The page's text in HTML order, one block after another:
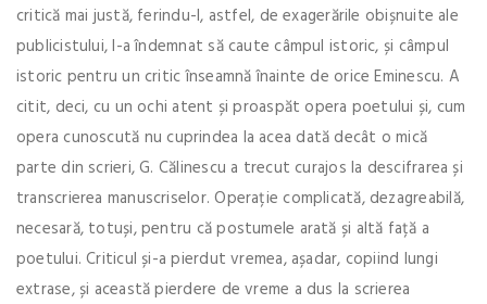
critică mai justă, ferindu-l, astfel, de exagerările obișnuite ale
publicistului, l-a îndemnat să caute câmpul istoric, și câmpul
istoric pentru un critic înseamnă înainte de orice Eminescu. A
citit, deci, cu un ochi atent și proaspăt opera poetului și, cum
opera cunoscută nu cuprindea la acea dată decât o mică
parte din scrieri, G. Călinescu a trecut curajos la descifrarea și
transcrierea manuscriselor. Operație complicată, dezagreabilă,
necesară, totuși, pentru că postumele arată și altă față a
poetului. Criticul și-a pierdut vremea, așadar, copiind lungi
extrase, și această pierdere de vreme a dus la scrierea